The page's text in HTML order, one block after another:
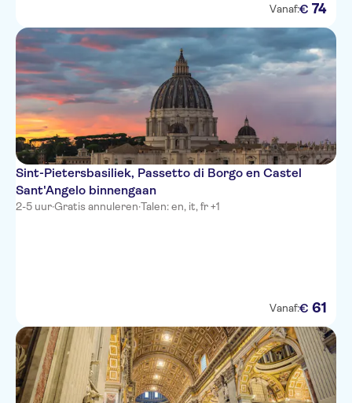
Vanaf:€ 74
Sint-Pietersbasiliek, Passetto di Borgo en Castel
Sant'Angelo binnengaan
2-5 uur·Gratis annuleren·Talen: en, it, fr +1
Vanaf:€ 61